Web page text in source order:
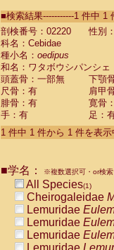
Cebidae
Cebidae
Cebidae
Cebidae
Cebidae
Cebidae
Cebidae
Cebidae
Cebidae Aotus
Cebidae Cebus
CebidaeCebus
CebidaeCebus
CebidaeSaimiri
CebidaeSaimiri
Atelidae
AtelidaeAlouatta
AtelidaeAlouatta
■検索結果-----------1 件中 1
剖検番号：02220
性別
科名：Cebidae
種小名： oedipus
和名：ワタボウシパンシェ
頭蓋骨：一部無
下顎
尺骨：有
肩甲
腓骨：有
寛骨
手：有
足：
1 件中 1 件から 1 件を表示
■学名： ※複数選択可・or検索
All Species(1)
Cheirogaleidae
Lemuridae
Lemuridae
Lemuridae
Lemuridae